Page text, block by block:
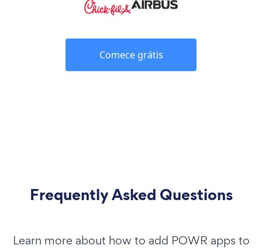
Comece grátis
Frequently Asked Questions
Learn more about how to add POWR apps to